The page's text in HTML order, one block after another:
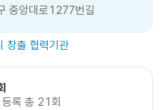
중앙대로1277번길
창출 협력기관
록 총 21회